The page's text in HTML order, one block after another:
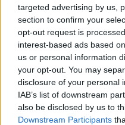
targeted advertising by us,
section to confirm your
opt-out request is
interest-based ads based
us or personal information
your opt-out. You may
disclosure of your personal
IAB’s list of downstream
also be disclosed by us to
Downstream Participants
A felügyelet
Tőkepiacban 2001.
Eravis részvények
Arago, s helyette
tartalommal, de
egyeztetve adott vételi
kisbefektetőknek.